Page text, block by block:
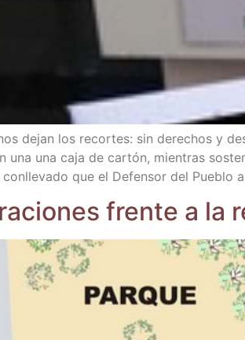
dejan los recor­tes: sin dere­chos y
una una caja de car­tón, mien­tras
que el Defen­sor del Pue­blo
fren­te a la